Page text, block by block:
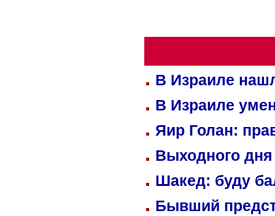
В Израиле
В Израиле
Яир Голан:
Выходного
Шакед: буду
Бывший